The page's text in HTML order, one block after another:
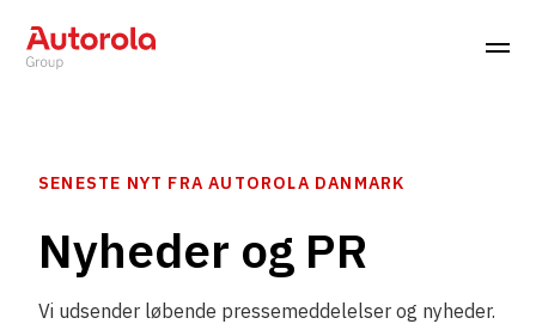
SENESTE NYT FRA AUTOROLA DANMARK
Nyheder og PR
Vi udsender løbende pressemeddelelser og nyheder.